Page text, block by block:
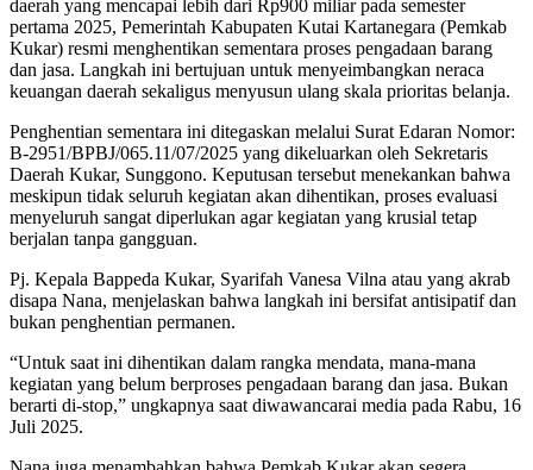
daerah yang mencapai lebih dari Rp900 miliar pada semester
pertama 2025, Pemerintah Kabupaten Kutai Kartanegara (Pemkab
Kukar) resmi menghentikan sementara proses pengadaan barang
dan jasa. Langkah ini bertujuan untuk menyeimbangkan neraca
keuangan daerah sekaligus menyusun ulang skala prioritas belanja.
Penghentian sementara ini ditegaskan melalui Surat Edaran Nomor:
B-2951/BPBJ/065.11/07/2025 yang dikeluarkan oleh Sekretaris
Daerah Kukar, Sunggono. Keputusan tersebut menekankan bahwa
meskipun tidak seluruh kegiatan akan dihentikan, proses evaluasi
menyeluruh sangat diperlukan agar kegiatan yang krusial tetap
berjalan tanpa gangguan.
Pj. Kepala Bappeda Kukar, Syarifah Vanesa Vilna atau yang akrab
disapa Nana, menjelaskan bahwa langkah ini bersifat antisipatif dan
bukan penghentian permanen.
“Untuk saat ini dihentikan dalam rangka mendata, mana-mana
kegiatan yang belum berproses pengadaan barang dan jasa. Bukan
berarti di-stop,” ungkapnya saat diwawancarai media pada Rabu, 16
Juli 2025.